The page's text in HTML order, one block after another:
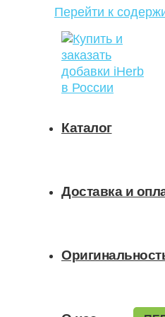
Перейти к
Каталог
Доставка и